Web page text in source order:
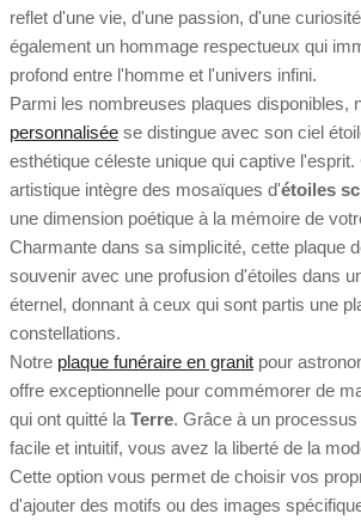
reflet d'une vie, d'une passion, d'une
également un hommage respectueux qui
profond entre l'homme et l'univers infini.
Parmi les nombreuses plaques disponibles,
personnalisée se distingue avec son ciel
esthétique céleste unique qui captive
artistique intègre des mosaïques d'étoiles
une dimension poétique à la mémoire de
Charmante dans sa simplicité, cette plaque
souvenir avec une profusion d'étoiles dans
éternel, donnant à ceux qui sont partis une
constellations.
Notre plaque funéraire en granit pour
offre exceptionnelle pour commémorer de
qui ont quitté la Terre. Grâce à un
facile et intuitif, vous avez la liberté de la
Cette option vous permet de choisir vos
d'ajouter des motifs ou des images